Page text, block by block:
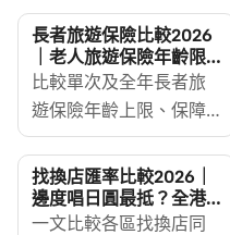
長者旅遊保險比較2026
｜老人旅遊保險年齡限
制及投保須知
比較單次及全年長者旅
遊保險年齡上限、保障
額調整、醫療保障與投
保重點。長者旅遊保險
的投保資格及保障額可
以相差很大。同一間保
找換店匯率比較2026｜
邊度唱日圓最抵？全港
找換店＋銀行兌換攻略
一文比較各區找換店同